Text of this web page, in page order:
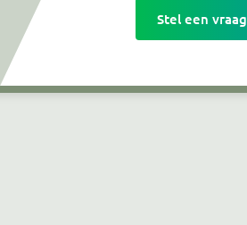
Stel een vraag